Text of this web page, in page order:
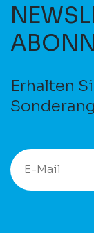
Erhalten